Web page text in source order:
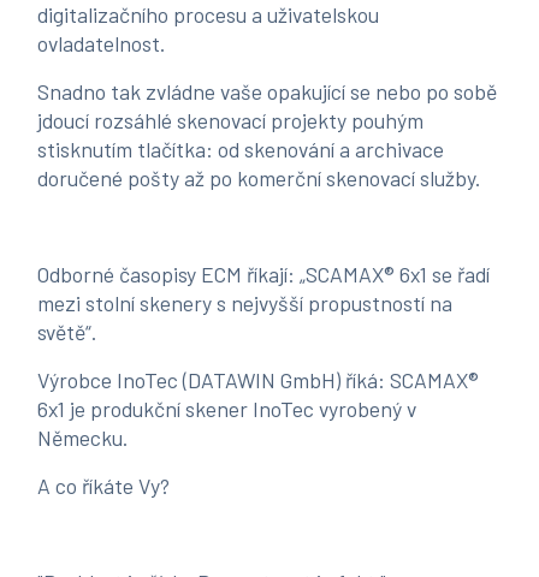
digitalizačního procesu a uživatelskou
ovladatelnost.
Snadno tak zvládne vaše opakující se nebo po sobě
jdoucí rozsáhlé skenovací projekty pouhým
stisknutím tlačítka: od skenování a archivace
doručené pošty až po komerční skenovací služby.
Odborné časopisy ECM říkají: „SCAMAX® 6x1 se řadí
mezi stolní skenery s nejvyšší propustností na
světě“.
Výrobce InoTec (DATAWIN GmbH) říká: SCAMAX®
6x1 je produkční skener InoTec vyrobený v
Německu.
A co říkáte Vy?